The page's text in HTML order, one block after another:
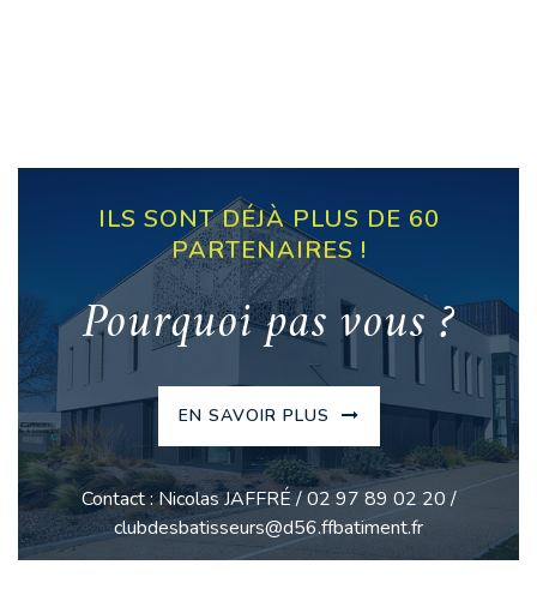
ILS SONT DÉJÀ PLUS DE 60
PARTENAIRES !
Pourquoi pas vous ?
EN SAVOIR PLUS
Contact : Nicolas JAFFRÉ / 02 97 89 02 20 /
clubdesbatisseurs@d56.ffbatiment.fr